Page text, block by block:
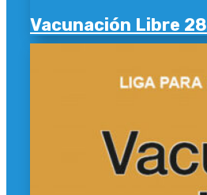
Vacunación Libre 28